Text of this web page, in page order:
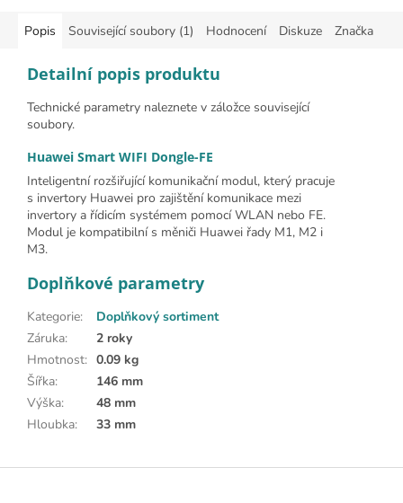
Popis Související soubory (1) Hodnocení Diskuze Značka
Detailní popis produktu
Technické parametry naleznete v záložce související
soubory.
Huawei Smart WIFI Dongle-FE
Inteligentní rozšiřující komunikační modul, který pracuje
s invertory Huawei pro zajištění komunikace mezi
invertory a řídicím systémem pomocí WLAN nebo FE.
Modul je kompatibilní s měniči Huawei řady M1, M2 i
M3.
Doplňkové parametry
Kategorie:
Doplňkový sortiment
Záruka:
2 roky
Hmotnost: 0.09 kg
Šířka:
146 mm
Výška:
48 mm
Hloubka: 33 mm
Zápatí